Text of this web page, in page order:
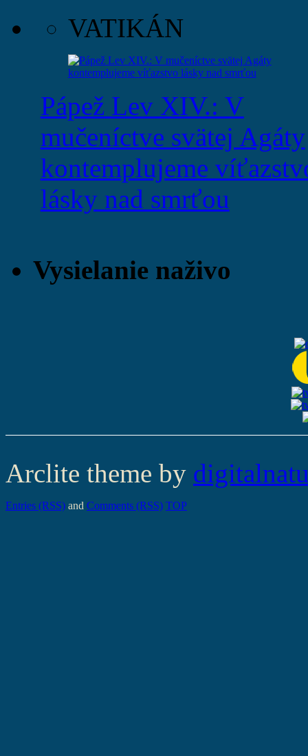
VATIKÁN
Pápež Lev XIV.: V
mučeníctve svätej Agáty
kontemplujeme
lásky nad smrťou
Vysielanie naživo
Arclite theme by
Entries (RSS) and Comments (RSS) TOP